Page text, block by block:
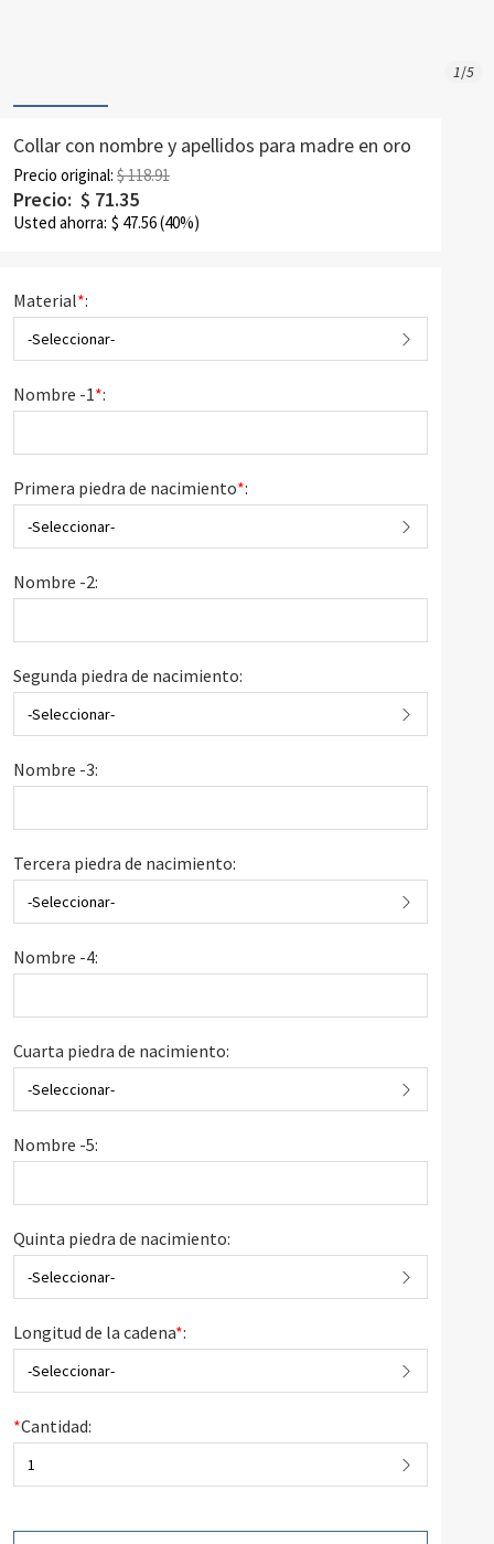
1/5
Collar con nombre y apellidos para madre en oro
Precio original: $ 118.91
Precio: $ 71.35
Usted ahorra: $ 47.56(40%)
Material*:
-Seleccionar-
Nombre -1*:
Primera piedra de nacimiento*:
-Seleccionar-
Nombre -2:
Segunda piedra de nacimiento:
-Seleccionar-
Nombre -3:
Tercera piedra de nacimiento:
-Seleccionar-
Nombre -4:
Cuarta piedra de nacimiento:
-Seleccionar-
Nombre -5:
Quinta piedra de nacimiento:
-Seleccionar-
Longitud de la cadena*:
-Seleccionar-
*Cantidad:
1